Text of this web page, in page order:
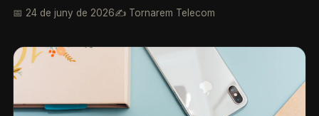
📅 24 de juny de 2026✍️ Tornarem Telecom